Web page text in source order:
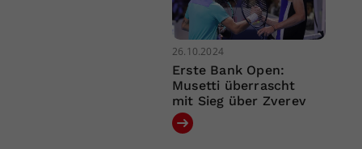
26.10.2024
Erste Bank Open:
Musetti überrascht
mit Sieg über Zverev